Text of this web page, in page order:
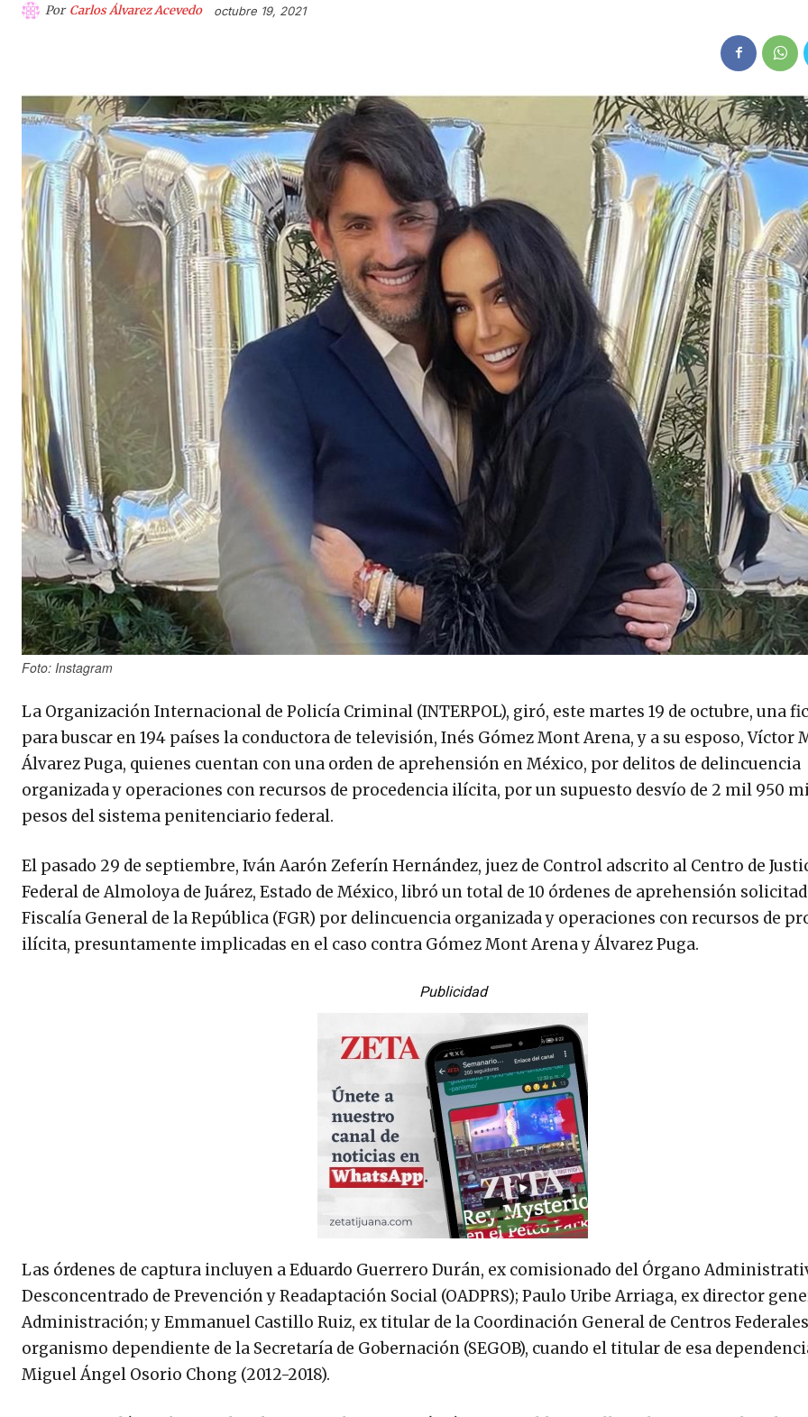
Por Carlos Álvarez Acevedo octubre 19, 2021
Foto: Instagram
La Organización Internacional de Policía Criminal (INTERPOL), giró, este martes 19 de octubre, una
para buscar en 194 países la conductora de televisión, Inés Gómez Mont Arena, y a su esposo, Víctor
Álvarez Puga, quienes cuentan con una orden de aprehensión en México, por delitos de delincuencia
organizada y operaciones con recursos de procedencia ilícita, por un supuesto desvío de 2 mil 950
pesos del sistema penitenciario federal.
El pasado 29 de septiembre, Iván Aarón Zeferín Hernández, juez de Control adscrito al Centro de
Federal de Almoloya de Juárez, Estado de México, libró un total de 10 órdenes de aprehensión
Fiscalía General de la República (FGR) por delincuencia organizada y operaciones con recursos de
ilícita, presuntamente implicadas en el caso contra Gómez Mont Arena y Álvarez Puga.
Publicidad
Las órdenes de captura incluyen a Eduardo Guerrero Durán, ex comisionado del Órgano
Desconcentrado de Prevención y Readaptación Social (OADPRS); Paulo Uribe Arriaga, ex director
Administración; y Emmanuel Castillo Ruiz, ex titular de la Coordinación General de Centros
organismo dependiente de la Secretaría de Gobernación (SEGOB), cuando el titular de esa
Miguel Ángel Osorio Chong (2012-2018).